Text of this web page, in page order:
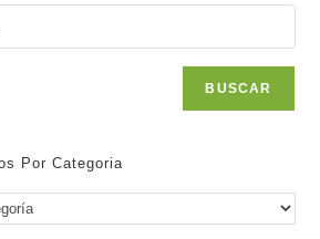
BUSCAR
Por Categoria